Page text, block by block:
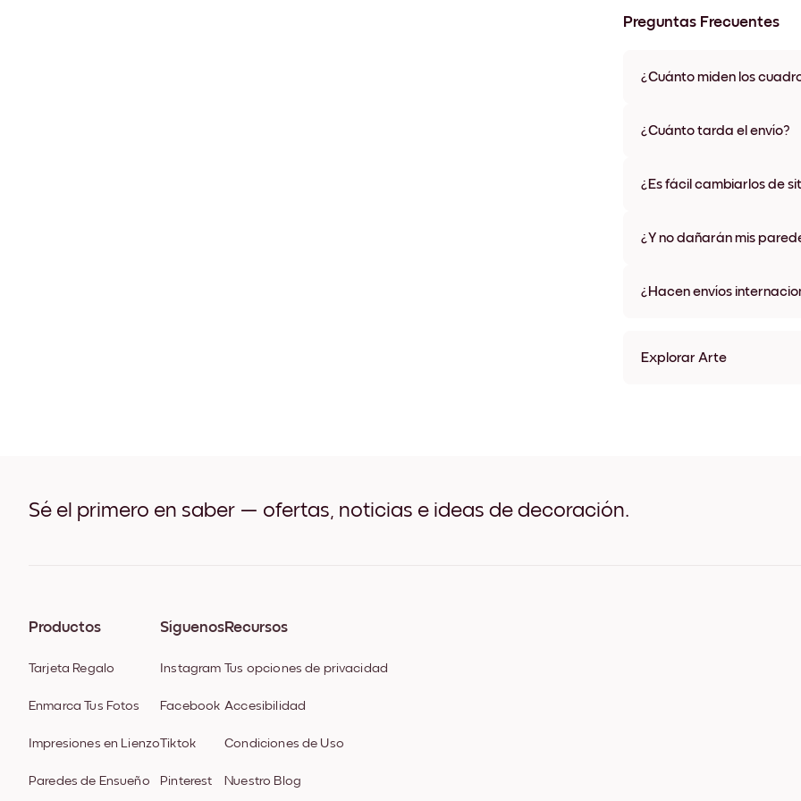
Preguntas Frecuentes
¿Cuánto miden los
materiales y colores de
¿Cuánto tarda el envío?
algunos países. Te
¿Es fácil cambiarlos de
¿Y no dañarán mis
¿Hacen envíos
Explorar Arte
Sé el primero en saber — ofertas, noticias e ideas de decoración.
Productos
Tarjeta Regalo
Enmarca Tus Fotos
Impresiones en Lienzo
Paredes de Ensueño
Síguenos
Instagram
Facebook
Tiktok
Pinterest
Recursos
Tus opciones de privacidad
Accesibilidad
Condiciones de Uso
Nuestro Blog